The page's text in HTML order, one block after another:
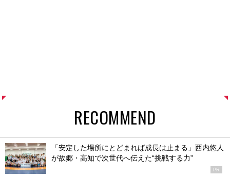
RECOMMEND
「安定した場所にとどまれば成長は止まる」西内悠人
が故郷・高知で次世代へ伝えた“挑戦する力”
PR